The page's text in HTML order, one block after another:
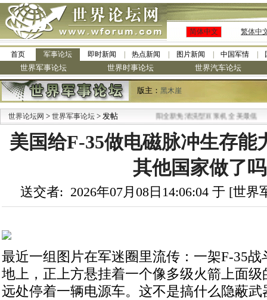
简体中文 繁体中
首页 军事论坛 即时新闻 热点新闻 图片新闻 中国军情
世界军事论坛 世界时事论坛 世界汽车论坛
版主： 黑木崖
世界论坛网 > 世界军事论坛 > 发帖 九阳全新免清洗型豆浆机 全美最低
美国给F-35做电磁脉冲生存能
其他国家做了吗
送交者: 2026年07月08日14:06:04 于 [世
最近一组图片在军迷圈里流传：一架F-35
地上，正上方悬挂着一个像多级火箭上面
远处停着一辆电源车。这不是搞什么隐蔽